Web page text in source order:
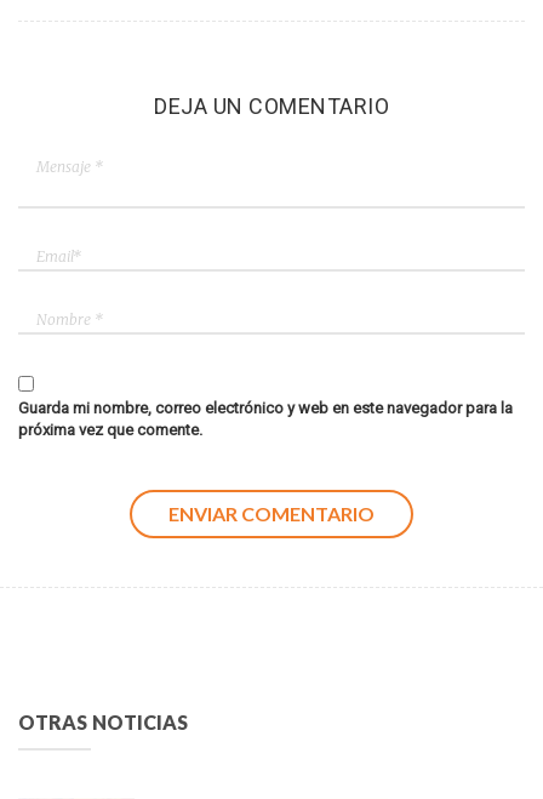
DEJA UN COMENTARIO
Guarda mi nombre, correo electrónico y web en este navegador para la
próxima vez que comente.
OTRAS NOTICIAS